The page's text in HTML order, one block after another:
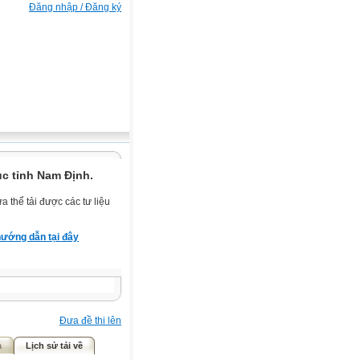
Đăng nhập / Đăng ký
tỉnh Nam Định.
thể tải được các tư liệu
dẫn tại đây
Đưa đề thi lên
Lịch sử tải về